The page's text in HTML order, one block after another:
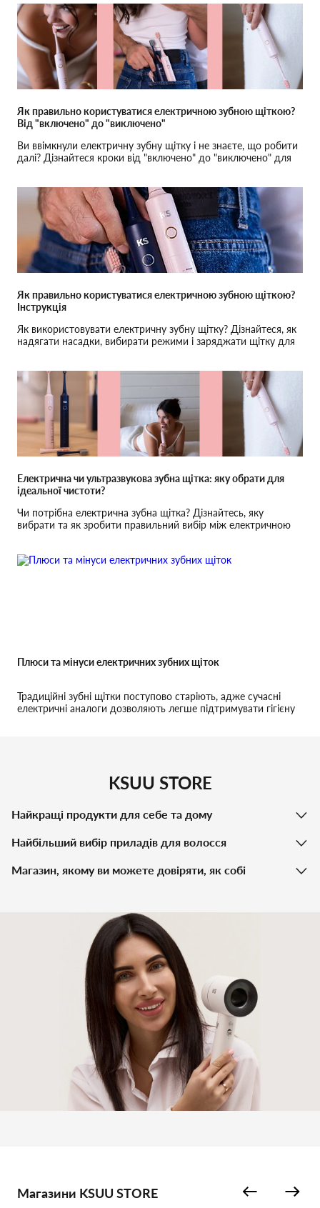
Як правильно користуватися електричною зубною щіткою?
Від "включено" до "виключено"
Ви ввімкнули електричну зубну щітку і не знаєте, що робити
далі? Дізнайтеся кроки від "включено" до "виключено" для
Як правильно користуватися електричною зубною щіткою?
Інструкція
Як використовувати електричну зубну щітку? Дізнайтеся, як
надягати насадки, вибирати режими і заряджати щітку для
Електрична чи ультразвукова зубна щітка: яку обрати для
ідеальної чистоти?
Чи потрібна електрична зубна щітка? Дізнайтесь, яку
вибрати та як зробити правильний вибір між електричною
Плюси та мінуси електричних зубних щіток
Традиційні зубні щітки поступово старіють, адже сучасні
електричні аналоги дозволяють легше підтримувати гігієну
KSUU STORE
Найкращі продукти для себе та дому
Найбільший вибір приладів для волосся
Магазин, якому ви можете довіряти, як собі
Магазини KSUU STORE